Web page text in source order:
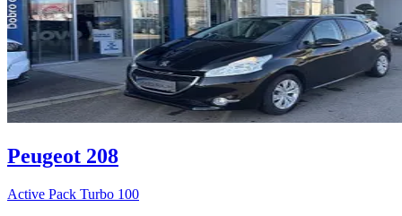
Peugeot 208
Active Pack Turbo 100